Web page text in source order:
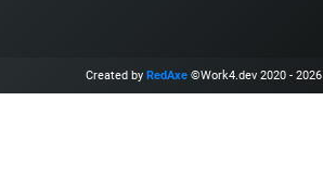
Created by RedAxe ©Work4.dev 2020 - 2026